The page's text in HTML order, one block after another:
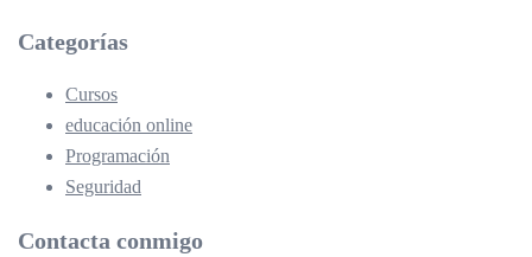
Categorías
Cursos
educación online
Programación
Seguridad
Contacta conmigo